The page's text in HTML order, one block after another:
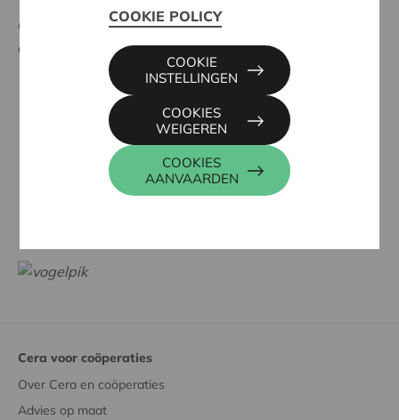
Cera Coopburo geeft advies op maat voor alle
coöperaties:
werkerscoöperaties
ondernemingencoöperaties, incl.
producentencoöperaties
consumenten(2.0)- en burgercoöperaties
dorps- en buurtcoöperaties
Cera voor coöperaties
Over Cera en coöperaties
Advies op maat
COOKIE POLICY
COOKIES
AANVAARDEN
COOKIES
WEIGEREN
COOKIE
INSTELLINGEN